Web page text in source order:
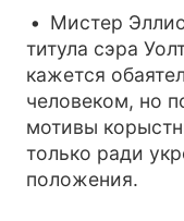
Мистер
титула сэра
кажется
человеком, но
мотивы
только ради
положения.